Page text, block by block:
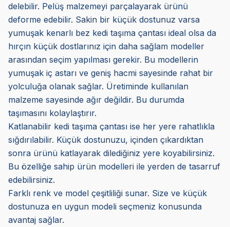
delebilir. Pelüş malzemeyi parçalayarak ürünü
deforme edebilir. Sakin bir küçük dostunuz varsa
yumuşak kenarlı bez kedi taşıma çantası ideal olsa da
hırçın küçük dostlarınız için daha sağlam modeller
arasından seçim yapılması gerekir. Bu modellerin
yumuşak iç astarı ve geniş hacmi sayesinde rahat bir
yolculuğa olanak sağlar. Üretiminde kullanılan
malzeme sayesinde ağır değildir. Bu durumda
taşımasını kolaylaştırır.
Katlanabilir kedi taşıma çantası ise her yere rahatlıkla
sığdırılabilir. Küçük dostunuzu, içinden çıkardıktan
sonra ürünü katlayarak dilediğiniz yere koyabilirsiniz.
Bu özelliğe sahip ürün modelleri ile yerden de tasarruf
edebilirsiniz.
Farklı renk ve model çeşitliliği sunar. Size ve küçük
dostunuza en uygun modeli seçmeniz konusunda
avantaj sağlar.